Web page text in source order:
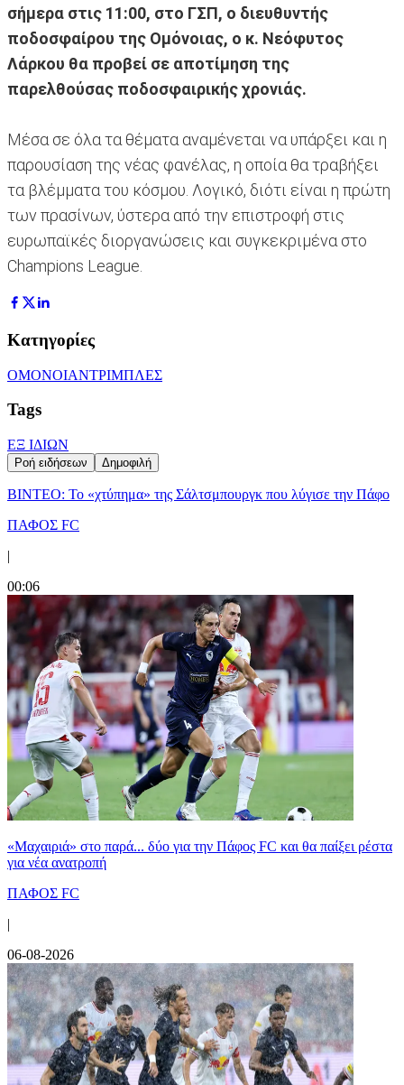
σήμερα στις 11:00, στο ΓΣΠ, ο διευθυντής
ποδοσφαίρου της Ομόνοιας, ο κ. Νεόφυτος
Λάρκου θα προβεί σε αποτίμηση της
παρελθούσας ποδοσφαιρικής χρονιάς.
Μέσα σε όλα τα θέματα αναμένεται να υπάρξει και η
παρουσίαση της νέας φανέλας, η οποία θα τραβήξει
τα βλέμματα του κόσμου. Λογικό, διότι είναι η πρώτη
των πρασίνων, ύστερα από την επιστροφή στις
ευρωπαϊκές διοργανώσεις και συγκεκριμένα στο
Champions League.
Κατηγορίες
ΟΜΟΝΟΙΑΝΤΡΙΜΠΛΕΣ
Tags
ΕΞ ΙΔΙΩΝ
Ροή ειδήσεων Δημοφιλή
ΒΙΝΤΕΟ: Το «χτύπημα» της Σάλτσμπουργκ που λύγισε την Πάφο
ΠΑΦΟΣ FC
|
00:06
«Μαχαιριά» στο παρά... δύο για την Πάφος FC και θα παίξει ρέστα
για νέα ανατροπή
ΠΑΦΟΣ FC
|
06-08-2026